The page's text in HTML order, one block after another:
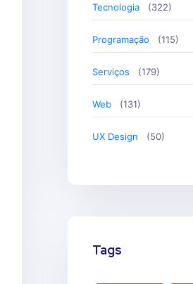
Tecnologia (322)
Programação (115)
Serviços (179)
Web (131)
UX Design (50)
Tags